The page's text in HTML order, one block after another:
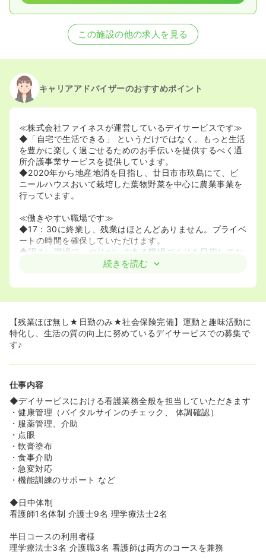
この施設の他の求人を見る
キャリアアドバイザーのおすすめポイント
≪株式会社ファイネスが運営しているデイサービスです≫
◆「自宅で生活できる」 というだけではなく、もっと生活
を豊かに楽しく過ごせるためのお手伝いを提供するべく通
所介護事業サービスを提供しています。
◆2020年から地産地消を目指し、廿日市市玖島にて、ビ
ニールハウスおいて栽培した葉物野菜を中心に農業事業を
行っています。
≪働きやすい職場です≫
◆17：30に終業し、残業はほとんどありません。プライベ
ートの時間を確保していただけます。
◆明るい職場で、やりがいのある職場づくりを目指してお
り、働きやすい環境です♪続きを読む
【残業ほぼ無し★日勤のみ★社会保険完備】運動と趣味活動に
特化し、生活の質の向上に努めているデイサービスでの募集で
す♪
仕事内容
◆デイサービスにおける看護業務全般を担当していただきます
・健康管理（バイタルサインのチェック、 体調確認）
・服薬管理、介助
・点眼
・軟膏塗布
・食事介助
・急変対応
・機能訓練のサポート など
◆日中体制
看護師1名体制 介護士9名 理学療法士2名
半日コースの利用者様
理学療法士3名 介護職3名 看護師は両方のコースを兼務